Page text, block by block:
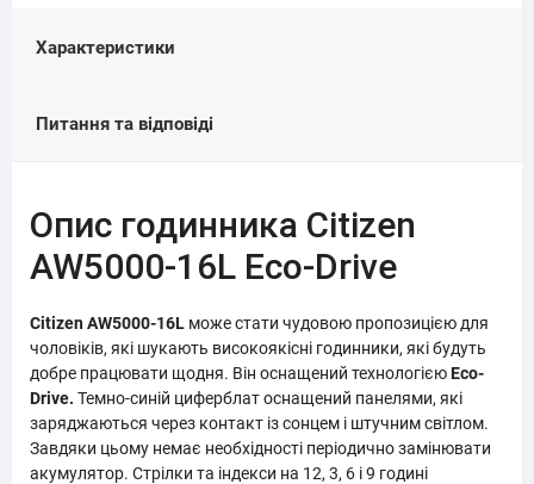
Характеристики
Питання та відповіді
Опис годинника Citizen
AW5000-16L Eco-Drive
Citizen AW5000-16L може стати чудовою пропозицією для
чоловіків, які шукають високоякісні годинники, які будуть
добре працювати щодня. Він оснащений технологієюEco-
Drive. Темно-синій циферблат оснащений панелями, які
заряджаються через контакт із сонцем і штучним світлом.
Завдяки цьому немає необхідності періодично замінювати
акумулятор. Стрілки та індекси на 12, 3, 6 і 9 годині